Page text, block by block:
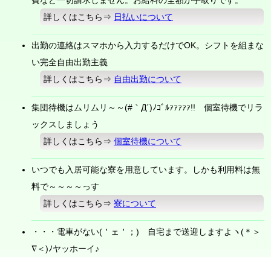
詳しくはこちら⇒ 日払いについて
出勤の連絡はスマホから入力するだけでOK。シフトを組まな
い完全自由出勤主義
詳しくはこちら⇒ 自由出勤について
集団待機はムリムリ～～(#｀Д´)ﾉｺﾞﾙｧｧｧｧｧ!! 個室待機でリラ
ックスしましょう
詳しくはこちら⇒個室待機について
いつでも入居可能な寮を用意しています。しかも利用料は無
料で～～～～っす
詳しくはこちら⇒寮について
・・・電車がない(＇ェ＇；) 自宅まで送迎しますよヽ(＊＞
∇＜)ﾉヤッホーイ♪